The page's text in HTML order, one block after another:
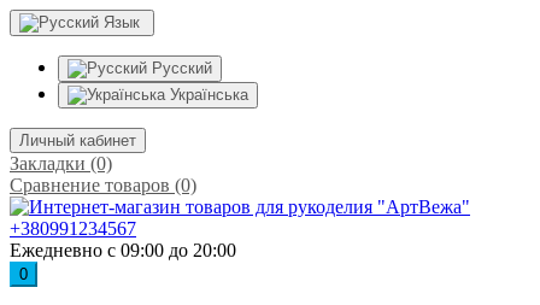
Язык
Русский
Українська
Личный кабинет
Закладки (0)
Сравнение товаров (0)
+380991234567
Ежедневно с 09:00 до 20:00
0